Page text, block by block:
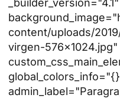
_builder_version="4.1"
content/uploads/
virgen-576x1024.jpg"